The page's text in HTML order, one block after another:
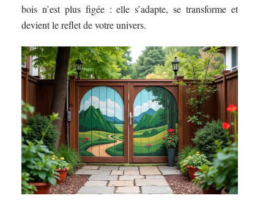
bois n’est plus figée : elle s’adapte, se transforme et
devient le reflet de votre univers.